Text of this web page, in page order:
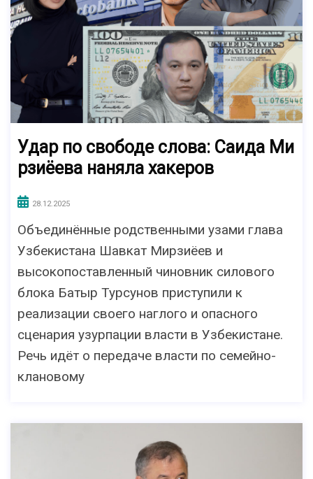
Удар по свободе слова: Саида Ми
рзиёева наняла хакеров
28.12.2025
Объединённые родственными узами глава
Узбекистана Шавкат Мирзиёев и
высокопоставленный чиновник силового
блока Батыр Турсунов приступили к
реализации своего наглого и опасного
сценария узурпации власти в Узбекистане.
Речь идёт о передаче власти по семейно-
клановому